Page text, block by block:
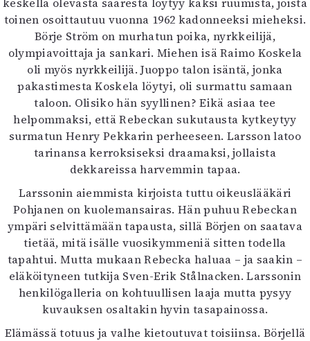
6/2025
5/2025 saame
5/2025
Lehtiarkisto
Info
Tilaus ja irtonumerot
Yhteistyössä
Toimitus
Mediatiedot
toinen osoittautuu vuonna 1962 kadonneeksi mieheksi.
Börje Ström on murhatun poika, nyrkkeilijä,
olympiavoittaja ja sankari. Miehen isä Raimo Koskela
oli myös nyrkkeilijä. Juoppo talon isäntä, jonka
pakastimesta Koskela löytyi, oli surmattu samaan
taloon. Olisiko hän syyllinen? Eikä asiaa tee
helpommaksi, että Rebeckan sukutausta kytkeytyy
surmatun Henry Pekkarin perheeseen. Larsson latoo
tarinansa kerroksiseksi draamaksi, jollaista
dekkareissa harvemmin tapaa.
Larssonin aiemmista kirjoista tuttu oikeuslääkäri
Pohjanen on kuolemansairas. Hän puhuu Rebeckan
ympäri selvittämään tapausta, sillä Börjen on saatava
tietää, mitä isälle vuosikymmeniä sitten todella
tapahtui. Mutta mukaan Rebecka haluaa – ja saakin –
eläköityneen tutkija Sven-Erik Stålnacken. Larssonin
henkilögalleria on kohtuullisen laaja mutta pysyy
kuvauksen osaltakin hyvin tasapainossa.
Elämässä totuus ja valhe kietoutuvat toisiinsa. Börjellä